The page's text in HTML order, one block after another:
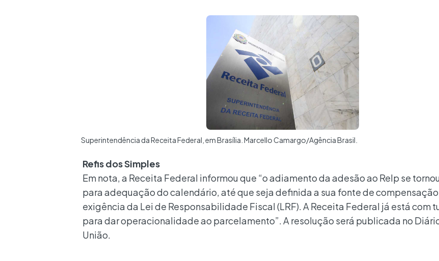
Superintendência da Receita Federal, em Brasília. Marcello Camargo/Agência Brasil.
Refis dos Simples
Em nota, a Receita Federal informou que “o adiamento da adesão ao Relp se
para adequação do calendário, até que seja definida a sua fonte de
exigência da Lei de Responsabilidade Fiscal (LRF). A Receita Federal já está com
para dar operacionalidade ao parcelamento”. A resolução será publicada no
União.